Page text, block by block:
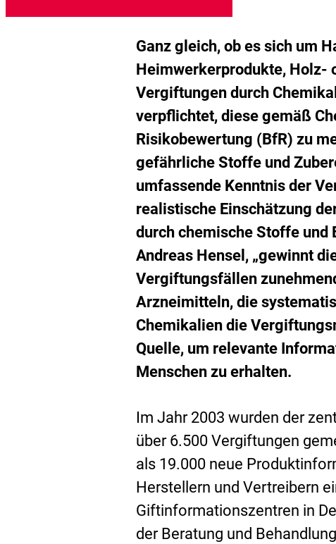
Ganz gleich, ob es sich um
Heimwerkerprodukte, Holz-
Vergiftungen durch
verpflichtet, diese gemäß
Risikobewertung (BfR) zu
gefährliche Stoffe und
umfassende Kenntnis der
realistische Einschätzung
durch chemische Stoffe und
Andreas Hensel, „gewinnt
Vergiftungsfällen
Arzneimitteln, die
Chemikalien die
Quelle, um relevante
Menschen zu erhalten.
Im Jahr 2003 wurden der
über 6.500 Vergiftungen
als 19.000 neue
Herstellern und Vertreibern
Giftinformationszentren in
der Beratung und